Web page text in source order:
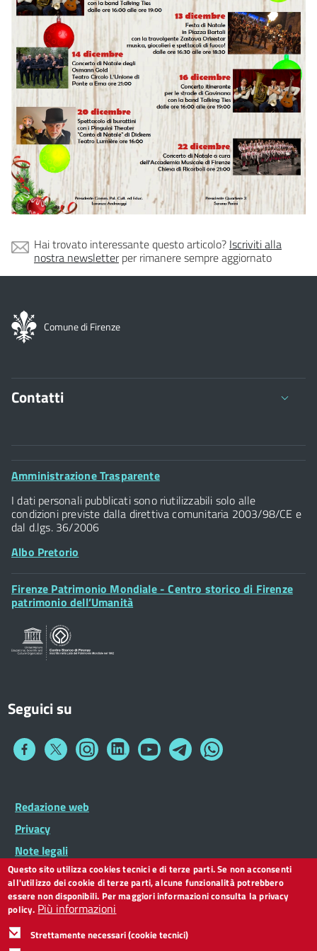
Sauro (I.C. Galluzzo)
16 dicembre ore 14:30 Accensione dell'Albero di
Natale di Ponte a Ema con gli alunni della scuola
Vittorino da Feltre (I.C. Puccini)
17 dicembre ore 16.45 Accensione dell'Albero di
Natale zona teatro Reims e Chiesa Corpus Domini con
i bambini dell'asilo Staccia Buratta
Hai trovato interessante questo articolo? Iscriviti alla
nostra newsletterper rimanere sempre aggiornato
Comune di Firenze
Contatti
Comune di Firenze
Palazzo Vecchio
Piazza della Signoria - 50122, Firenze
Posta Elettronica Certificata
Footer
Amministrazione Trasparente
I dati personali pubblicati sono riutilizzabili solo alle
condizioni previste dalla direttiva comunitaria 2003/98/CE e
dal d.lgs. 36/2006
Albo Pretorio
Footer
Widget
Firenze Patrimonio Mondiale - Centro storico di Firenze
patrimonio dell’Umanità
Seguici su
Collegamento
Collegamento
a
Collegamento
a
Collegamento
a
Collegamento
a
Collegamento
a
Collegamento
a
Widget
Footer
menu
Redazione web
Privacy
Note legali
Dichiarazione di accessibilità
CC BY 3.0 IT
Questo sito utilizza cookies tecnici e di terze parti. Se non acconsenti
all'utilizzo dei cookie di terze parti, alcune funzionalità potrebbero
essere non disponibili. Per maggiori informazioni consulta la privacy
policy. Più informazioni
Strettamente necessari (cookie tecnici)